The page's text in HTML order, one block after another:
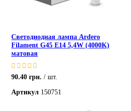
Светодиодная лампа Ardero
Filament G45 E14 5,4W (4000K)
матовая
90.40 грн.
шт.
Артикул 150751